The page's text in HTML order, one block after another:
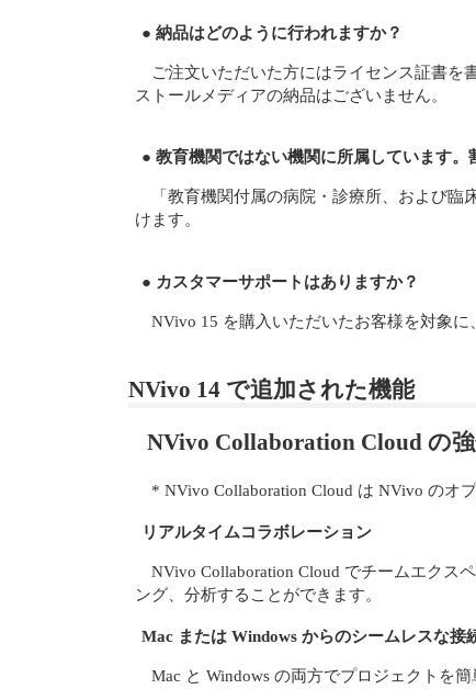
● 納品はどのように行われますか？
ご注文いただいた方にはライセンス証書を
ストールメディアの納品はございません。
● 教育機関ではない機関に所属しています。
「教育機関付属の病院・診療所、および
けます。
● カスタマーサポートはありますか？
NVivo 15 を購入いただいたお客様を対象
NVivo 14 で追加された機能
NVivo Collaboration Cloud の
* NVivo Collaboration Cloud は NVivo のオ
リアルタイムコラボレーション
NVivo Collaboration Cloud でチームエクス
ング、分析することができます。
Mac または Windows からのシームレスな接
Mac と Windows の両方でプロジェクトを